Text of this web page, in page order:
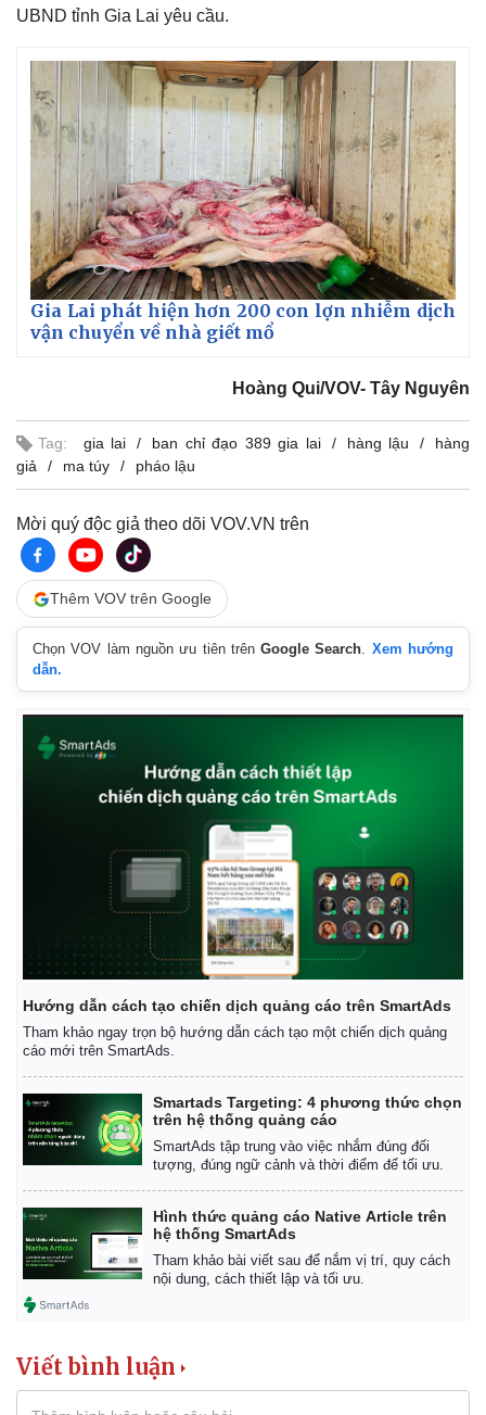
Kinh tế
Bất động sản
Khởi nghiệp
Giá vàng
Tiêu dùng
Chứng khoán
Giá cà phê
UBND tỉnh Gia Lai yêu cầu.
Gia Lai phát hiện hơn 200 con lợn nhiễm dịch
vận chuyển về nhà giết mổ
Hoàng Qui/VOV- Tây Nguyên
Tag: gia lai ban chỉ đạo 389 gia lai hàng lậu
hàng
giả
ma túy pháo lậu
Mời quý độc giả theo dõi VOV.VN trên
Thêm VOV trên Google
Chọn VOV làm nguồn ưu tiên trênGoogle Search. Xem hướng
dẫn.
Hướng dẫn cách tạo chiến dịch quảng cáo trên SmartAds
Tham khảo ngay trọn bộ hướng dẫn cách tạo một chiến dịch quảng
cáo mới trên SmartAds.
Smartads Targeting: 4 phương thức chọn
trên hệ thống quảng cáo
SmartAds tập trung vào việc nhắm đúng đối
tượng, đúng ngữ cảnh và thời điểm để tối ưu.
Hình thức quảng cáo Native Article trên
hệ thống SmartAds
Tham khảo bài viết sau để nắm vị trí, quy cách
nội dung, cách thiết lập và tối ưu.
Viết bình luận